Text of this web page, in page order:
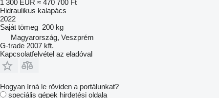
1 300 EUR ≈ 470 700 Ft
Hidraulikus kalapács
2022
Saját tömeg 200 kg
Magyarország, Veszprém
G-trade 2007 kft.
Kapcsolatfelvétel az eladóval
Hogyan írná le röviden a portálunkat?
speciális gépek hirdetési oldala